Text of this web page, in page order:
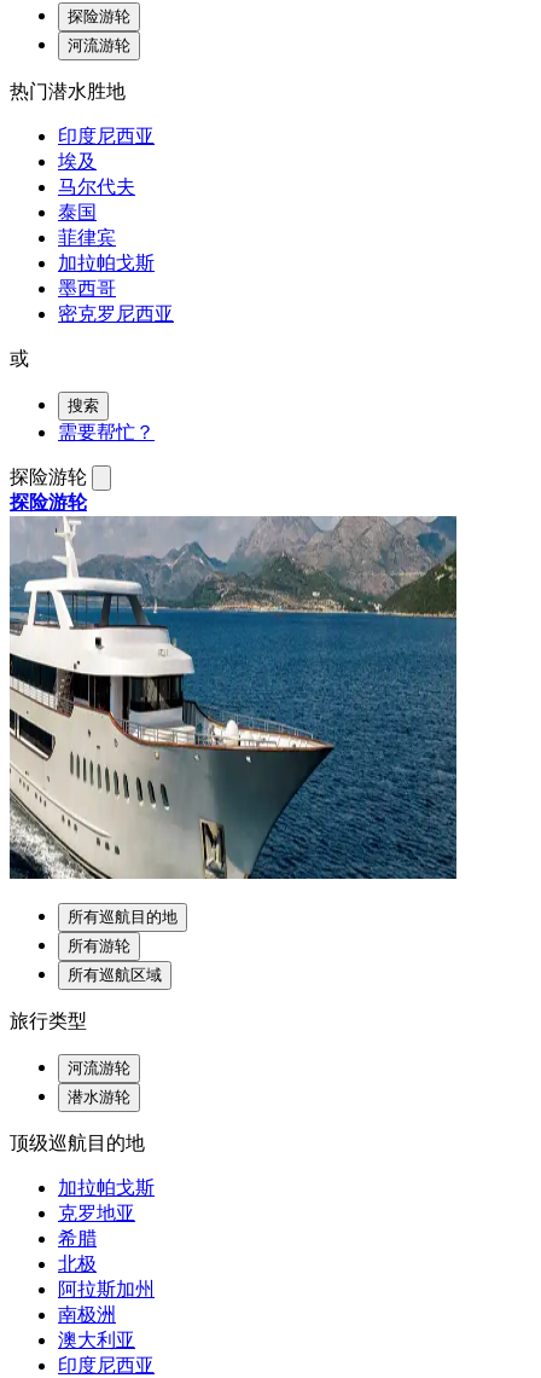
探险游轮
河流游轮
热门潜水胜地
印度尼西亚
埃及
马尔代夫
泰国
菲律宾
加拉帕戈斯
墨西哥
密克罗尼西亚
或
搜索
需要帮忙？
探险游轮
探险游轮
所有巡航目的地
所有游轮
所有巡航区域
旅行类型
河流游轮
潜水游轮
顶级巡航目的地
加拉帕戈斯
克罗地亚
希腊
北极
阿拉斯加州
南极洲
澳大利亚
印度尼西亚